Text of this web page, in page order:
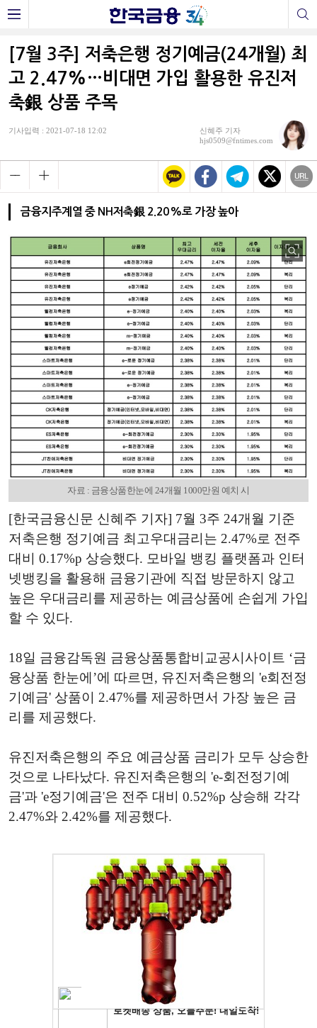
[7월 3주] 저축은행 정기예금(24개월) 최
고 2.47%…비대면 가입 활용한 유진저
축銀 상품 주목
기사입력 : 2021-07-18 12:02
신혜주 기자
hjs0509@fntimes.com
금융지주계열 중 NH저축銀 2.20%로 가장 높아
자료 : 금융상품한눈에 24개월 1000만원 예치 시
[한국금융신문 신혜주 기자] 7월 3주 24개월 기준
저축은행 정기예금 최고우대금리는 2.47%로 전주
대비 0.17%p 상승했다. 모바일 뱅킹 플랫폼과 인터
넷뱅킹을 활용해 금융기관에 직접 방문하지 않고
높은 우대금리를 제공하는 예금상품에 손쉽게 가입
할 수 있다.
18일 금융감독원 금융상품통합비교공시사이트 ‘금
융상품 한눈에’에 따르면, 유진저축은행의 'e회전정
기예금' 상품이 2.47%를 제공하면서 가장 높은 금
리를 제공했다.
유진저축은행의 주요 예금상품 금리가 모두 상승한
것으로 나타났다. 유진저축은행의 'e-회전정기예
금'과 'e정기예금'은 전주 대비 0.52%p 상승해 각각
2.47%와 2.42%를 제공했다.